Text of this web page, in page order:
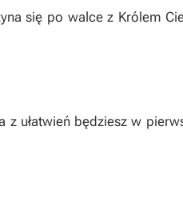
się po walce z Królem
ułatwień będziesz w